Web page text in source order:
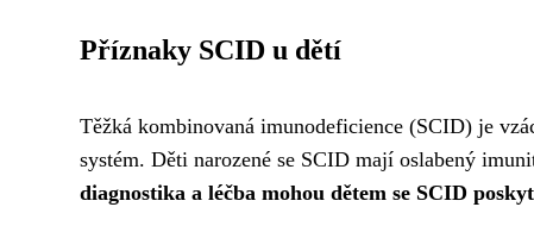
Příznaky SCID u dětí
Těžká kombinovaná imunodeficience (SCID) je
systém. Děti narozené se SCID mají oslabený
diagnostika a léčba mohou dětem se SCID